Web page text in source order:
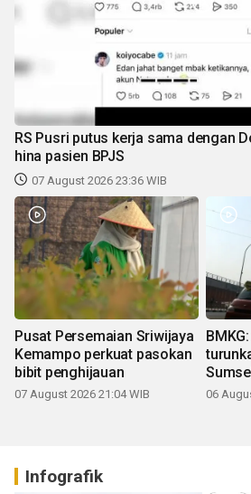
RS Pusri putus kerja sama dengan
hina pasien BPJS
07 August 2026 23:36 WIB
Pusat Persemaian Sriwijaya
Kemampo perkuat pasokan
bibit penghijauan
07 August 2026 21:04 WIB 06
Infografik